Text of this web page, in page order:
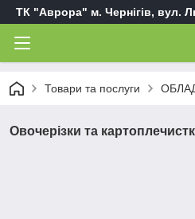
ТК "Аврора" м. Чернігів, вул.
Товари та послуги
Овочерізки та